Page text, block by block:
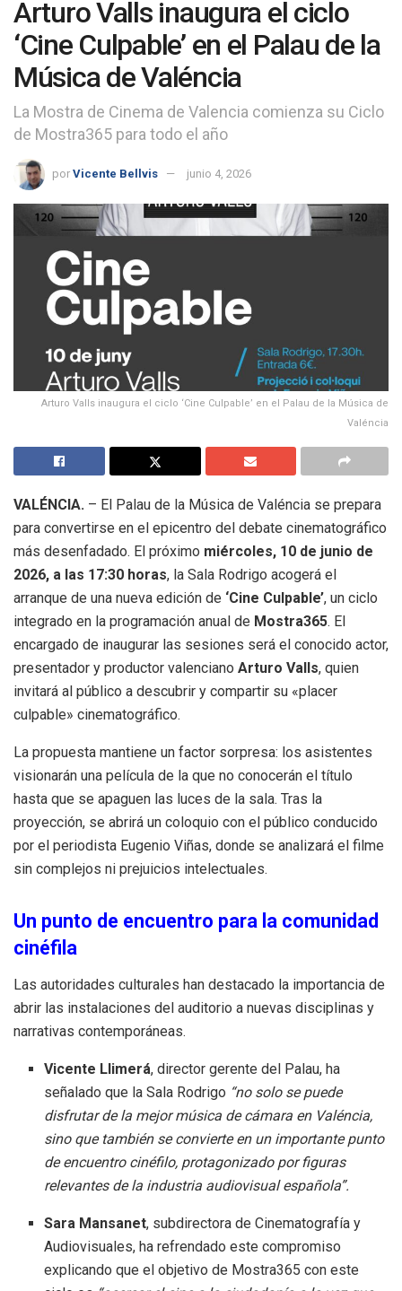
Arturo Valls inaugura el ciclo
‘Cine Culpable’ en el Palau de la
Música de Valéncia
La Mostra de Cinema de Valencia comienza su Ciclo
de Mostra365 para todo el año
por Vicente Bellvis junio 4, 2026
Arturo Valls inaugura el ciclo ‘Cine Culpable’ en el Palau de la Música de
Valéncia
VALÉNCIA. – El Palau de la Música de Valéncia se prepara
para convertirse en el epicentro del debate cinematográfico
más desenfadado. El próximo miércoles, 10 de junio de
2026, a las 17:30 horas, la Sala Rodrigo acogerá el
arranque de una nueva edición de ‘Cine Culpable’, un ciclo
integrado en la programación anual de Mostra365. El
encargado de inaugurar las sesiones será el conocido actor,
presentador y productor valenciano Arturo Valls, quien
invitará al público a descubrir y compartir su «placer
culpable» cinematográfico.
La propuesta mantiene un factor sorpresa: los asistentes
visionarán una película de la que no conocerán el título
hasta que se apaguen las luces de la sala. Tras la
proyección, se abrirá un coloquio con el público conducido
por el periodista Eugenio Viñas, donde se analizará el filme
sin complejos ni prejuicios intelectuales.
Un punto de encuentro para la comunidad
cinéfila
Las autoridades culturales han destacado la importancia de
abrir las instalaciones del auditorio a nuevas disciplinas y
narrativas contemporáneas.
Vicente Llimerá, director gerente del Palau, ha
señalado que la Sala Rodrigo “no solo se puede
disfrutar de la mejor música de cámara en Valéncia,
sino que también se convierte en un importante punto
de encuentro cinéfilo, protagonizado por figuras
relevantes de la industria audiovisual española”.
Sara Mansanet, subdirectora de Cinematografía y
Audiovisuales, ha refrendado este compromiso
explicando que el objetivo de Mostra365 con este